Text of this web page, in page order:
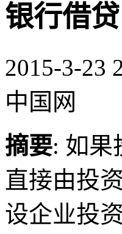
银行借
2015-3-23
中国网
摘要: 如果
直接由投
设企业投